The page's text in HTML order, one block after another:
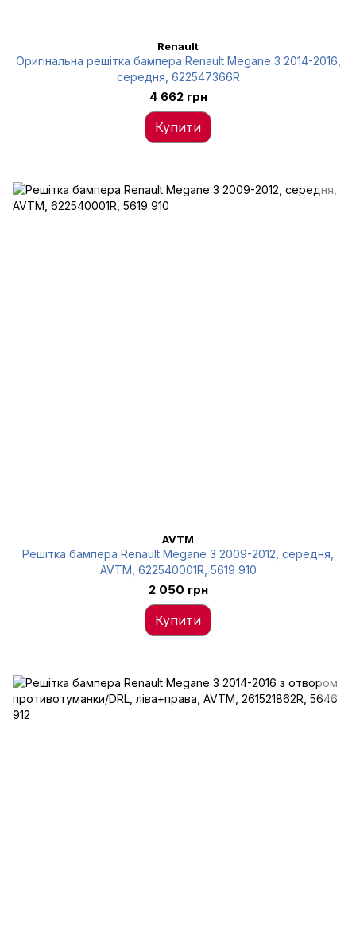
Renault
Оригінальна решітка бампера Renault Megane 3 2014-2016,
середня, 622547366R
4 662 грн
Купити
AVTM
Решітка бампера Renault Megane 3 2009-2012, середня,
AVTM, 622540001R, 5619 910
2 050 грн
Купити